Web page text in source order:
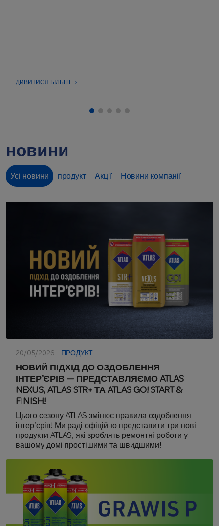
ДИВИТИСЯ БІЛЬШЕ >
новини
Усі новини продукт Акції Новини компанії
20/05/2026 ПРОДУКТ
НОВИЙ ПІДХІД ДО ОЗДОБЛЕННЯ
ІНТЕР’ЄРІВ — ПРЕДСТАВЛЯЄМО ATLAS
NEXUS, ATLAS STR+ ТА ATLAS GO! START &
FINISH!
Цього сезону ATLAS змінює правила оздоблення
інтер’єрів! Ми раді офіційно представити три нові
продукти ATLAS, які зроблять ремонтні роботи у
вашому домі простішими та швидшими!